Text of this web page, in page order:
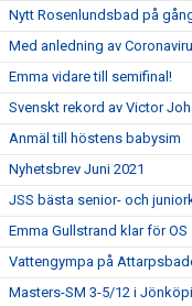
Nytt Rosenlundsbad på
Med anledning av
Emma vidare till semifinal!
Svenskt rekord av Victor
Anmäl till höstens babysim
Nyhetsbrev Juni 2021
JSS bästa senior- och
Emma Gullstrand klar för OS
Vattengympa på
Masters-SM 3-5/12 i